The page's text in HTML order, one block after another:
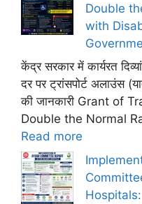
Double
with
केंद्र सरकार में कार्यरत
दर पर ट्रांसपोर्ट अलाउंस
की जानकारी Grant of
Double the Normal
Read more